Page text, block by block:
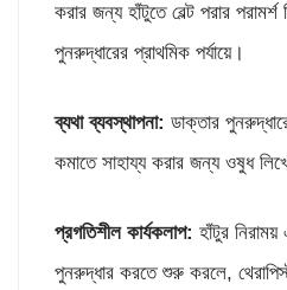
করার জন্য হাঁটুতে বেল্ট পরার
পুনরুদ্ধারের প্রাথমিক পর্যায়ে।
ব্যথা ব্যবস্থাপনা: ডাক্তার
কমাতে সাহায্য করার জন্য ওষুধ
প্রগতিশীল কার্যকলাপ: হাঁটুর
পুনরুদ্ধার করতে শুরু করলে,